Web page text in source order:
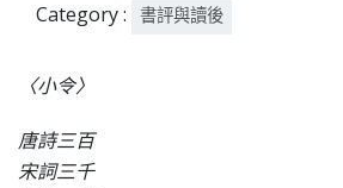
Category : 書評與讀後
〈小令〉
唐詩三百
宋詞三千